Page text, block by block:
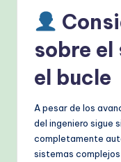
sobre el
el bucle
A pesar de los
del ingeniero sigue
completamente
sistemas